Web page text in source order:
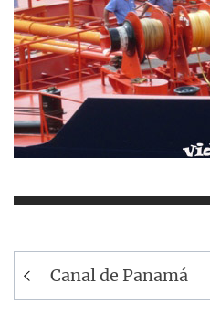
Navegación
de
Canal de Panamá